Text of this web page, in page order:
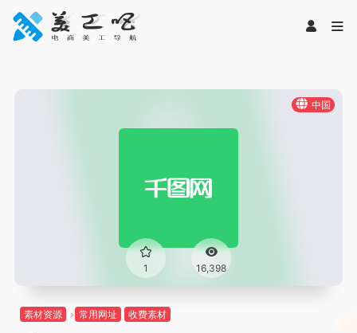
中国
1 16,398
素材资源 常用网址 收费素材